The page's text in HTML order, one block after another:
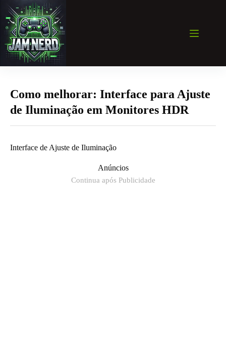
para
conteúdo
Como melhorar: Interface para Ajuste
de Iluminação em Monitores HDR
Interface de Ajuste de Iluminação
Anúncios
Continua após Publicidade